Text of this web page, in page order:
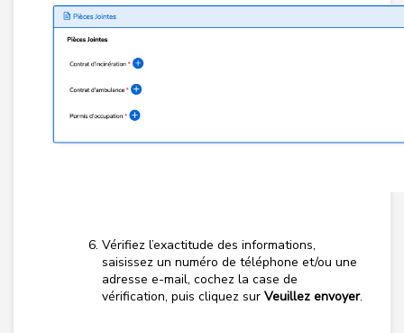
Vérifiez l’exactitude des informations,
saisissez un numéro de téléphone et/ou une
adresse e-mail, cochez la case de
vérification, puis cliquez sur Veuillez envoyer.